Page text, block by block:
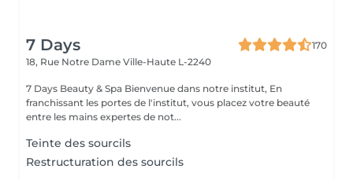
7 Days
170
18, Rue Notre Dame Ville-Haute L-2240
7 Days Beauty & Spa Bienvenue dans notre institut, En
franchissant les portes de l'institut, vous placez votre beauté
entre les mains expertes de not...
Teinte des sourcils
Restructuration des sourcils